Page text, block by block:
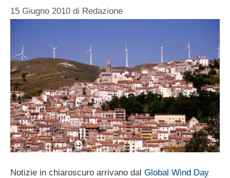
15 Giugno 2010 di Redazione
Notizie in chiaroscuro arrivano dal Global Wind Day